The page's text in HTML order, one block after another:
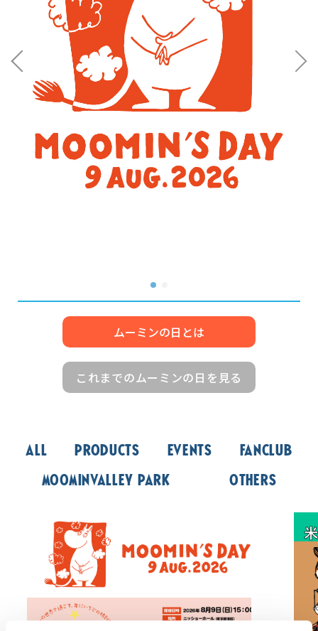
ムーミンの日とは
これまでのムーミンの日を見る
All Products Events
Fanclub
Moominvalley Park
Others